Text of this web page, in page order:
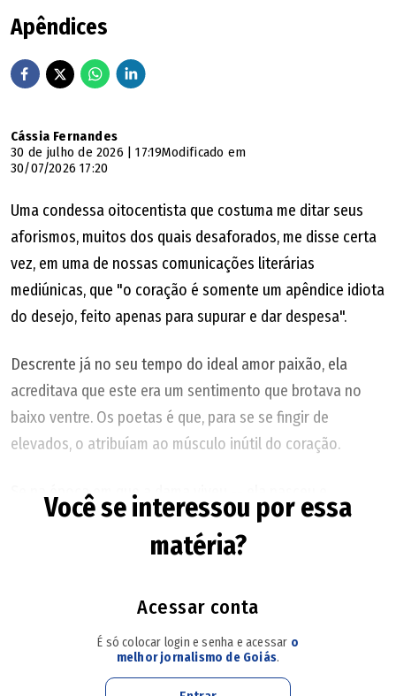
Apêndices
Cássia Fernandes
30 de julho de 2026 | 17:19Modificado em
30/07/2026 17:20
Uma condessa oitocentista que costuma me ditar seus
aforismos, muitos dos quais desaforados, me disse certa
vez, em uma de nossas comunicações literárias
mediúnicas, que "o coração é somente um apêndice idiota
do desejo, feito apenas para supurar e dar despesa".
Descrente já no seu tempo do ideal amor paixão, ela
acreditava que este era um sentimento que brotava no
baixo ventre. Os poetas é que, para se se fingir de
elevados, o atribuíam ao músculo inútil do coração.
Se na época em que a dama viveu -- ela nasceu e
desencarnou no século 18 -- ela bem teria desalojado de
sua caixa toráxica o tal apêndice. Se a medicina já
igual maneira removido algumas das costelas, para afinar
Você se interessou por essa
matéria?
Acessar conta
É só colocar login e senha e acessar o
melhor jornalismo de Goiás.